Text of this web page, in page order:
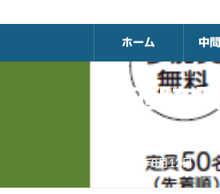
ホーム 中
米田邸を
年8月24
2017年8月12日